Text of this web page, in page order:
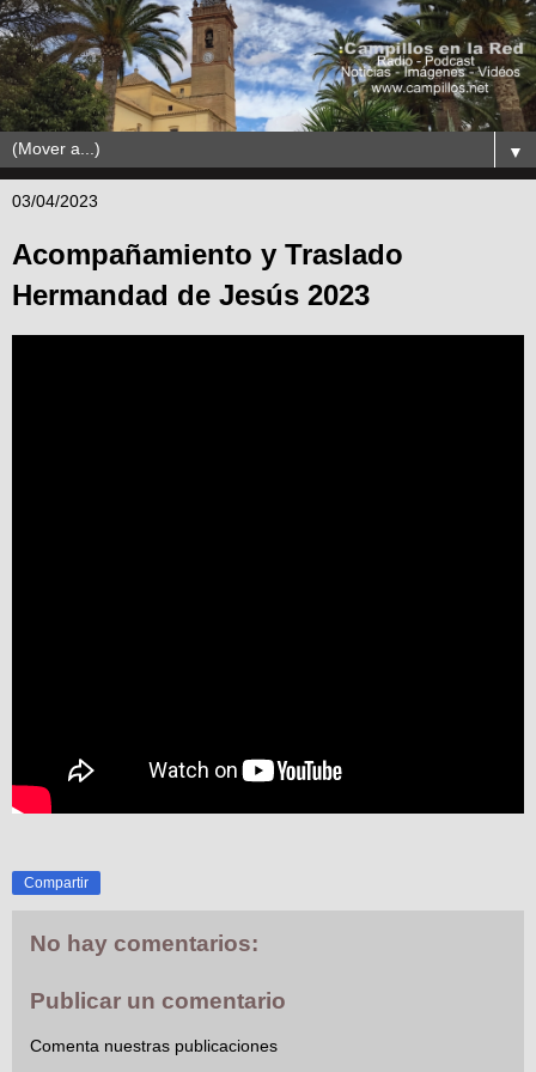
▼
03/04/2023
Acompañamiento y Traslado
Hermandad de Jesús 2023
Compartir
No hay comentarios:
Publicar un comentario
Comenta nuestras publicaciones